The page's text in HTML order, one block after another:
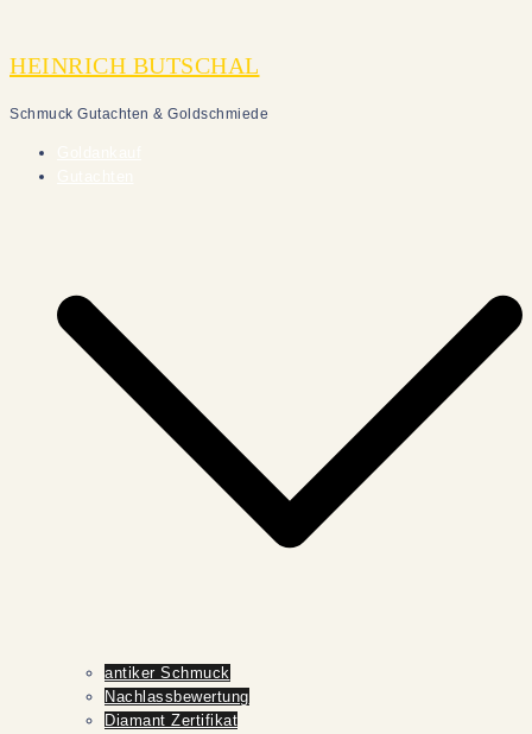
springen
HEINRICH BUTSCHAL
Schmuck Gutachten & Goldschmiede
antiker Schmuck
Nachlassbewertung
Diamant Zertifikat